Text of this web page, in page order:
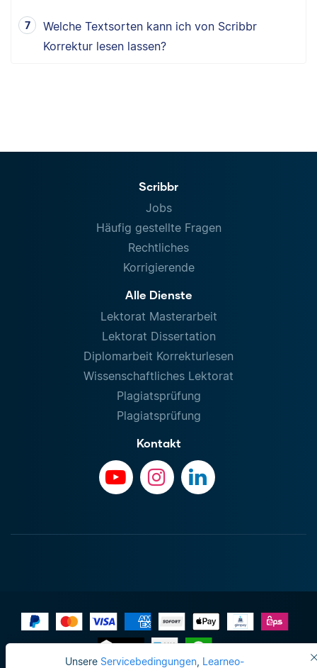
Unsere Servicebedingungen, Learneo-
Welche Textsorten kann ich von Scribbr
Korrektur lesen lassen?
Scribbr
Jobs
Häufig gestellte Fragen
Rechtliches
Korrigierende
Alle Dienste
Lektorat Masterarbeit
Lektorat Dissertation
Diplomarbeit Korrekturlesen
Wissenschaftliches Lektorat
Plagiatsprüfung
Plagiatsprüfung
Kontakt